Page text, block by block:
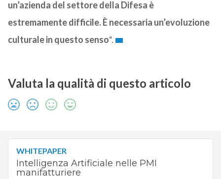
un’azienda del settore della Difesa è
estremamente difficile. È necessaria un’evoluzione
culturale in questo senso“.
Valuta la qualità di questo articolo
WHITEPAPER
Intelligenza Artificiale nelle PMI
manifatturiere